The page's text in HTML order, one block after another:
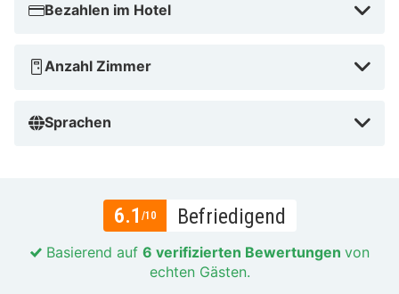
Bezahlen im Hotel
Anzahl Zimmer
Sprachen
6.1 /10 Befriedigend
Basierend auf 6 verifizierten Bewertungen von
echten Gästen.